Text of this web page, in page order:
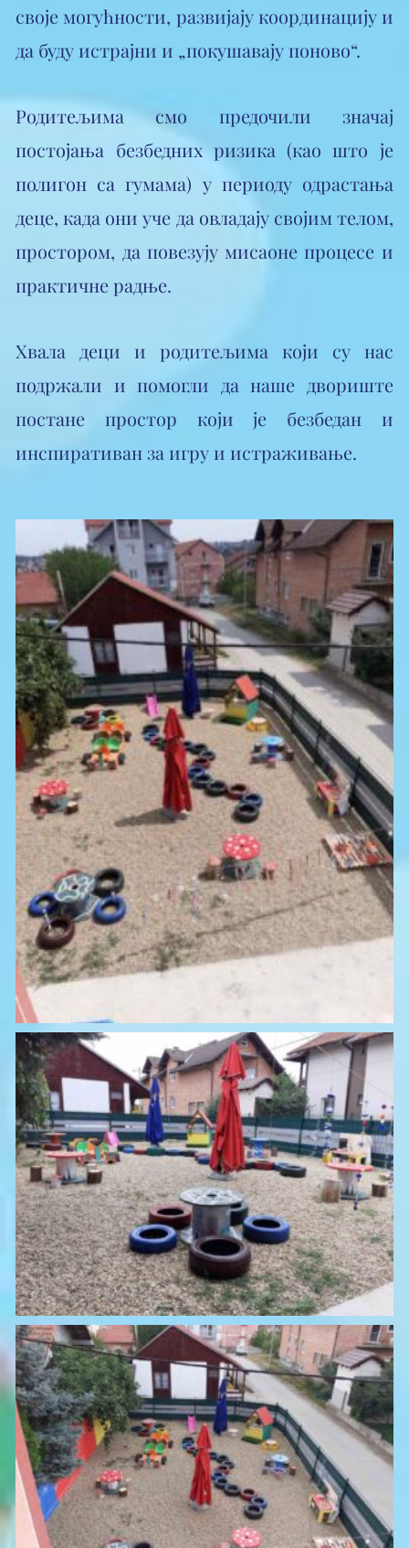
своје могућности, развијају координацију и
да буду истрајни и „покушавају поново“.
Родитељима смо предочили значај
постојања безбедних ризика (као што је
полигон са гумама) у периоду одрастања
деце, када они уче да овладају својим телом,
простором, да повезују мисаоне процесе и
практичне радње.
Хвала деци и родитељима који су нас
подржали и помогли да наше двориште
постане простор који је безбедан и
инспиративан за игру и истраживање.